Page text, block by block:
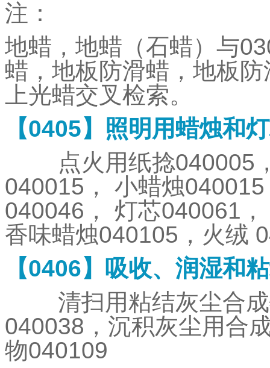
注：
地蜡，地蜡（石蜡）与
蜡，地板防滑蜡，地板
上光蜡交叉检索。
【0405】照明用蜡烛和
点火用纸捻040005
040015 ， 小蜡烛040015
040046 ， 灯芯040061 ，
香味蜡烛040105 ，火绒
【0406】吸收、润湿和
清扫用粘结灰尘合
040038 ，沉积灰尘用合
物040109